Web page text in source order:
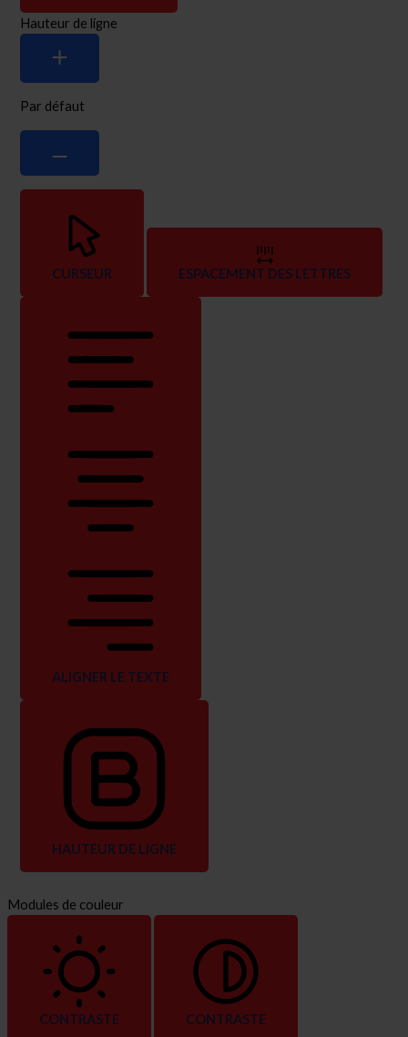
Hauteur de ligne
Par défaut
CURSEUR ESPACEMENT DES LETTRES
ALIGNER LE TEXTE
HAUTEUR DE LIGNE
Modules de couleur
CONTRASTE CONTRASTE